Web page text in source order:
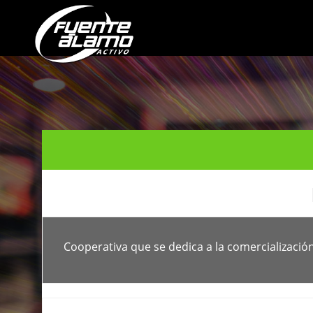
Cooperativa que se dedica a la
: Undefined offset: 0 in/var/www/clients/client1/web50/web/